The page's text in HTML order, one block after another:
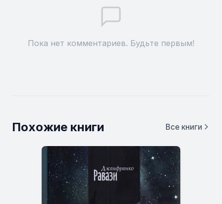
Пока нет комментариев. Будьте первым!
Похожие книги Все книги